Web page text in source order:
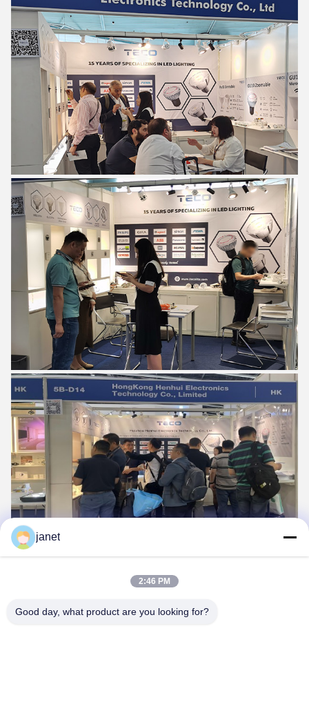
janet
2:46 PM
Good day, what product are you looking for?